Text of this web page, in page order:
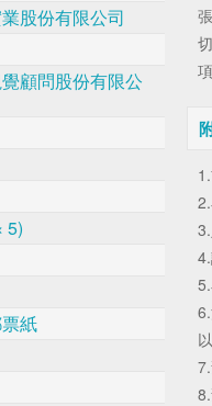
股份有限公司
顧問股份有限公
5)
紙